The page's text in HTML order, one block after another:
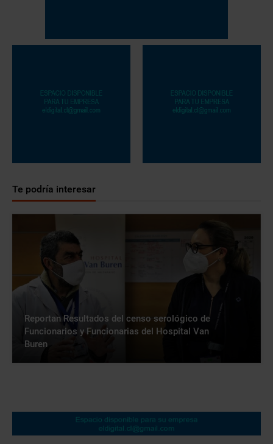
Te podría interesar
Reportan Resultados del censo serológico de
Funcionarios y Funcionarias del Hospital Van
Buren